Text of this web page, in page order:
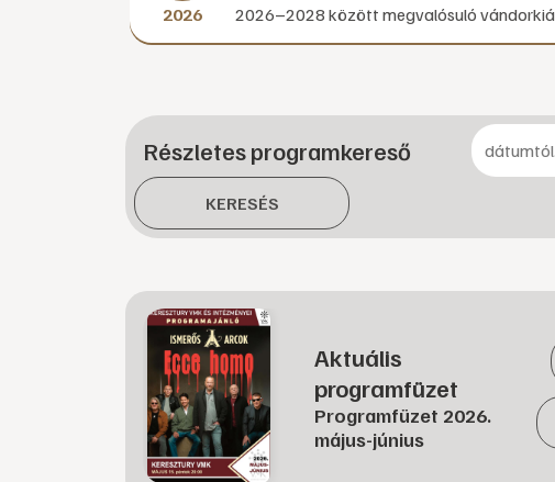
2026
2026–2028 között megvalósuló
Részletes programkereső
KERESÉS
Aktuális
programfüzet
Programfüzet 2026.
május-június